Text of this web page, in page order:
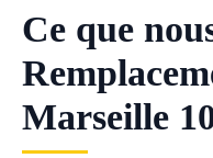
Ce que
Marseille